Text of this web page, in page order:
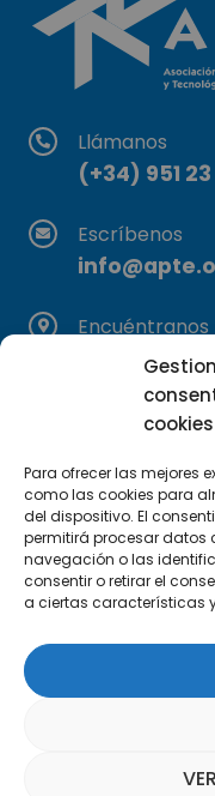
cookies
Para ofrecer las mejores
como las cookies para
del dispositivo. El
permitirá procesar datos
navegación o las
consentir o retirar el
a ciertas características
Llámanos
(+34) 951 23
Escríbenos
Encuéntranos
C/Marie
29590